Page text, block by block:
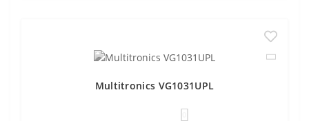
Multitronics VG1031UPL